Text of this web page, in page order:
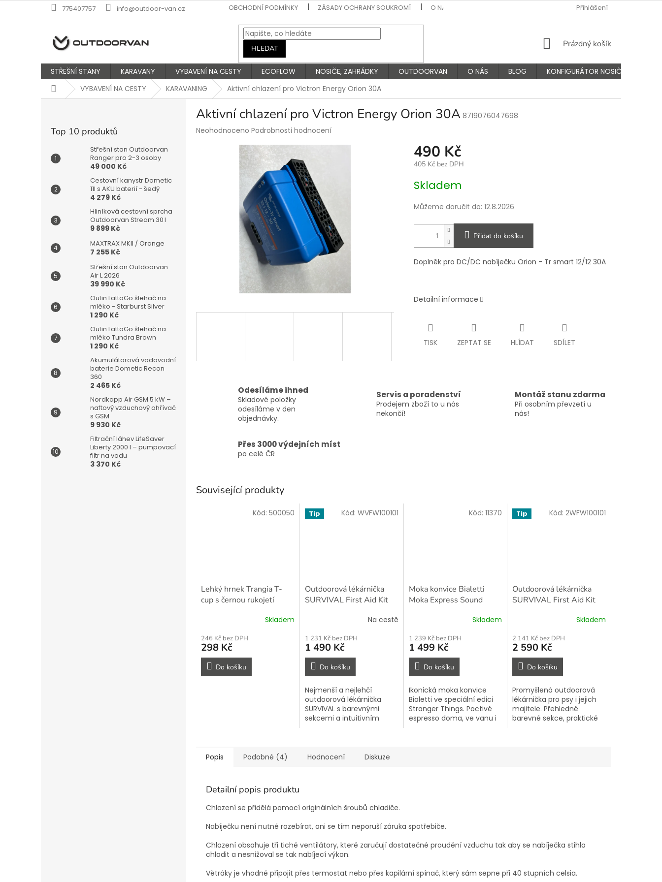
na
775407757 info@outdoor-van.cz OBCHODNÍ PODMÍNKY ZÁSADY OCHRANY SOUKROMÍ O NÁS VÝMĚNA A VRÁCENÍ ZBOŽÍ
Přihlášení
HLEDAT
NÁKUPNÍ
Prázdný košík
STŘEŠNÍ STANY KARAVANY VYBAVENÍ NA CESTY ECOFLOW NOSIČE, ZAHRÁDKY OUTDOORVAN O NÁS BLOG
KONFIGURÁTOR NOSIČŮ
DomůVYBAVENÍ NA CESTY KARAVANING Aktivní chlazení pro Victron Energy Orion 30A
Top 10 produktů
Střešní stan Outdoorvan
Ranger pro 2-3 osoby
49 000 Kč
Cestovní kanystr Dometic
11l s AKU baterií - šedý
4 279 Kč
Hliníková cestovní sprcha
Outdoorvan Stream 30 l
9 899 Kč
MAXTRAX MKII / Orange
7 255 Kč
Střešní stan Outdoorvan
Air L 2026
39 990 Kč
Outin LattoGo šlehač na
mléko - Starburst Silver
1 290 Kč
Outin LattoGo šlehač na
mléko Tundra Brown
1 290 Kč
Akumulátorová vodovodní
baterie Dometic Recon
360
2 465 Kč
Nordkapp Air GSM 5 kW –
naftový vzduchový ohřívač
s GSM
9 930 Kč
Filtrační láhev LifeSaver
Liberty 2000 l – pumpovací
filtr na vodu
3 370 Kč
Aktivní chlazení pro Victron Energy Orion 30A 8719076047698
Průměrné
Neohodnoceno Podrobnosti hodnocení
490 Kč
405 Kč bez DPH
cena:
Skladem
Můžeme doručit do: 12.8.2026
Přidat do košíku
Doplněk pro DC/DC nabíječku Orion - Tr smart 12/12 30A
Detailní informace
TISK ZEPTAT SE HLÍDAT SDÍLET
Odesíláme ihned
Skladové položky
odesíláme v den
objednávky.
Servis a poradenství
Prodejem zboží to u nás
nekončí!
Montáž stanu zdarma
Při osobním převzetí u
nás!
Přes 3000 výdejních míst
po celé ČR
Související produkty
Lehký hrnek Trangia T-
cup s černou rukojetí
Skladem
246 Kč bez DPH
298 Kč
Do košíku
Kód: 500050 Tip
Outdoorová lékárnička
SURVIVAL First Aid Kit
Na cestě
1 231 Kč bez DPH
1 490 Kč
Do košíku
Nejmenší a nejlehčí
outdoorová lékárnička
SURVIVAL s barevnými
sekcemi a intuitivním
Kód: WVFW100101
Moka konvice Bialetti
Moka Express Sound
Skladem
1 239 Kč bez DPH
1 499 Kč
Do košíku
Ikonická moka konvice
Bialetti ve speciální edici
Stranger Things. Poctivé
espresso doma, ve vanu i
Kód:11370 Tip
Outdoorová lékárnička
SURVIVAL First Aid Kit
Skladem
2 141 Kč bez DPH
2 590 Kč
Do košíku
Promyšlená outdoorová
lékárnička pro psy i jejich
majitele. Přehledné
barevné sekce, praktické
Kód: 2WFW100101
Popis Podobné (4) Hodnocení Diskuze
Detailní popis produktu
Chlazení se přidělá pomocí originálních šroubů chladiče.
Nabíječku není nutné rozebírat, ani se tím neporuší záruka spotřebiče.
Chlazení obsahuje tři tiché ventilátory, které zaručují dostatečné proudění vzduchu tak aby se nabíječka stihla
chladit a nesnižoval se tak nabíjecí výkon.
Větráky je vhodné připojit přes termostat nebo přes kapilární spínač, který sám sepne při 40 stupních celsia.